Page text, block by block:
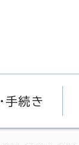
手続き